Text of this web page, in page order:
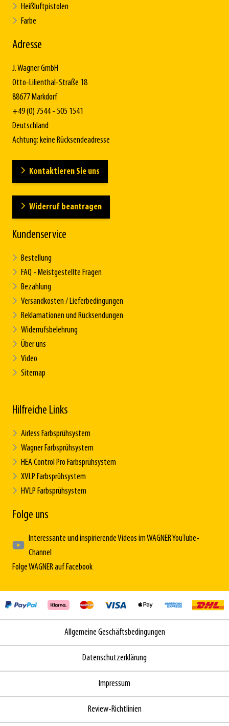
Heißluftpistolen
Farbe
Adresse
J. Wagner GmbH
Otto-Lilienthal-Straße 18
88677 Markdorf
+49 (0) 7544 - 505 1541
Deutschland
Achtung: keine Rücksendeadresse
Kontaktieren Sie uns
Widerruf beantragen
Kundenservice
Bestellung
FAQ - Meistgestellte Fragen
Bezahlung
Versandkosten / Lieferbedingungen
Reklamationen und Rücksendungen
Widerrufsbelehrung
Über uns
Video
Sitemap
Hilfreiche Links
Airless Farbsprühsystem
Wagner Farbsprühsystem
HEA Control Pro Farbsprühsystem
XVLP Farbsprühsystem
HVLP Farbsprühsystem
Folge uns
Interessante und inspirierende Videos im WAGNER YouTube-
Channel
Folge WAGNER auf Facebook
Allgemeine Geschäftsbedingungen
Datenschutzerklärung
Impressum
Review-Richtlinien